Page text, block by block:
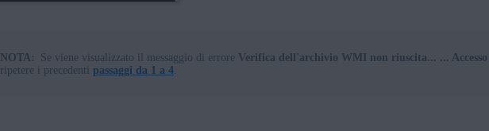
NOTA: Se viene visualizzato il messaggio di errore Verifica dell'archivio WMI non riuscita... ... Accesso
ripetere i precedenti passaggi da 1 a 4